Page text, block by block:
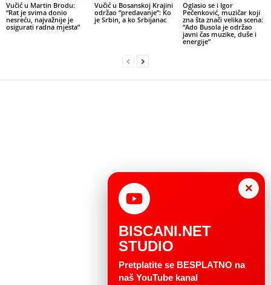
Vučić u Martin Brodu:
“Rat je svima donio
nesreću, najvažnije je
osigurati radna mjesta”
Vučić u Bosanskoj Krajini
održao “predavanje”: Ko
je Srbin, a ko Srbijanac
Oglasio se i Igor
Pečenković, muzičar koji
zna šta znači velika scena:
“Ado Busola je održao
javni čas muzike, duše i
energije”
×
BISCANI.NET
STUDIO
Pretplatite se BESPLATNO na
naš YouTube kanal